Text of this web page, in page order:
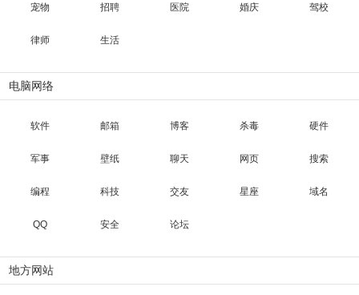
宠物 招聘 医院 婚庆 驾校
律师 生活
电脑网络
软件 邮箱 博客 杀毒 硬件
军事 壁纸 聊天 网页 搜索
编程 科技 交友 星座 域名
QQ 安全 论坛
地方网站